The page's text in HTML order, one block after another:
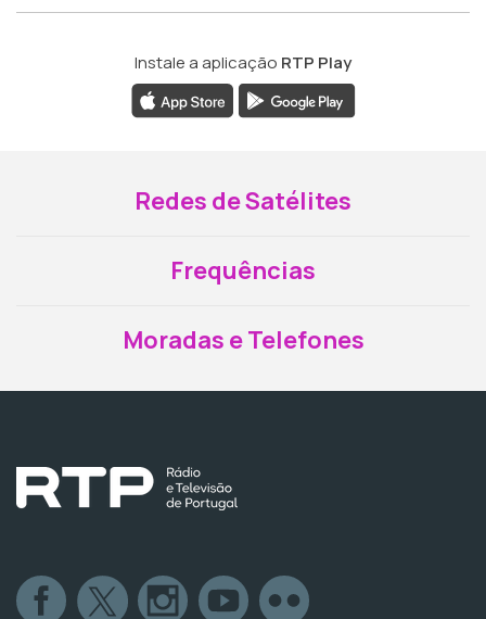
Instale a aplicação RTP Play
Redes de Satélites
Frequências
Moradas e Telefones